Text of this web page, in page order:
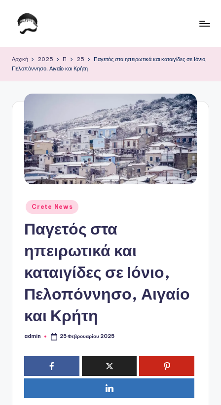
Μετάβαση
ο
Κ
Αρχική 2025 Π 25
Παγετός στα ηπειρωτικά και καταιγίδες σε Ιόνιο,
Πελοπόννησο, Αιγαίο και Κρήτη
Αναρτήθηκε
σε
Crete News
Παγετός στα
ηπειρωτικά και
καταιγίδες σε Ιόνιο,
Πελοπόννησο, Αιγαίο
και Κρήτη
Συγγραφέας:
admin 25 Φεβρουαρίου 2025